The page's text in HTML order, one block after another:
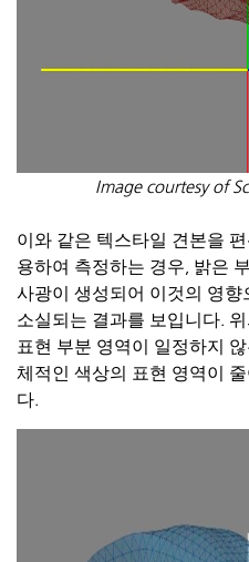
Image courtesy of
이와 같은 텍스타일 견본을
용하여 측정하는 경우, 밝은
사광이 생성되어 이것의 영
소실되는 결과를 보입니다.
표현 부분 영역이 일정하지
체적인 색상의 표현 영역이
다.